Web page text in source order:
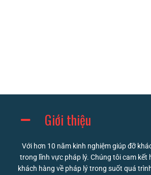
Giới thiệu
Với hơn 10 năm kinh nghiệm giúp đỡ
trong lĩnh vực pháp lý. Chúng tôi cam
khách hàng về pháp lý trong suốt quá